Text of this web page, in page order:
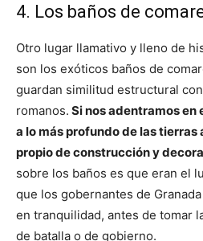
4. Los baños de
Otro lugar llamativo y lleno de
son los exóticos baños de
guardan similitud estructural
romanos. Si nos adentramos
a lo más profundo de las tierras
propio de construcción y
sobre los baños es que eran el
que los gobernantes de
en tranquilidad, antes de tomar
de batalla o de gobierno.